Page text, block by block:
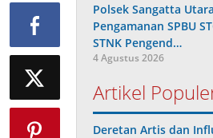
Polsek Sangatta
Pengamanan SPBU
STNK Pengend…
4 Agustus 2026
Artikel
Deretan Artis dan